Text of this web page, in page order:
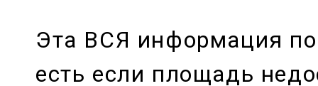
Эта ВСЯ информация
есть если площадь